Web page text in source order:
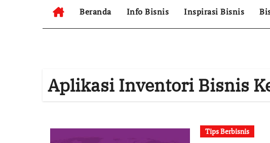
Beranda Info Bisnis Inspirasi Bisnis
Aplikasi Inventori Bisnis
Tips Berbisnis